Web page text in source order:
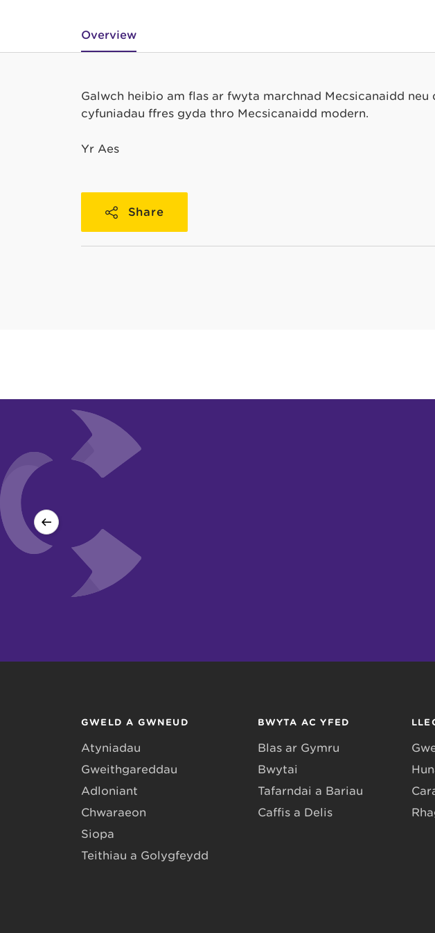
Overview
Galwch heibio am flas ar fwyta marchnad Mecsicanaidd
cyfuniadau ffres gyda thro Mecsicanaidd modern.
Yr Aes
Share
GWELD A GWNEUD
Atyniadau
Gweithgareddau
Adloniant
Chwaraeon
Siopa
Teithiau a Golygfeydd
BWYTA AC YFED
Blas ar Gymru
Bwytai
Tafarndai a Bariau
Caffis a Delis